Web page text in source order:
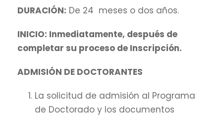
DURACIÓN: De 24 meses o dos años.
INICIO: Inmediatamente, después de
completar su proceso de Inscripción.
ADMISIÓN DE DOCTORANTES
La solicitud de admisión al Programa
de Doctorado y los documentos